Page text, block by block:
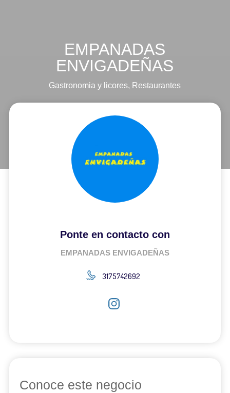
EMPANADAS
ENVIGADEÑAS
Gastronomia y licores, Restaurantes
Ponte en contacto con
EMPANADAS ENVIGADEÑAS
3175742692
Conoce este negocio